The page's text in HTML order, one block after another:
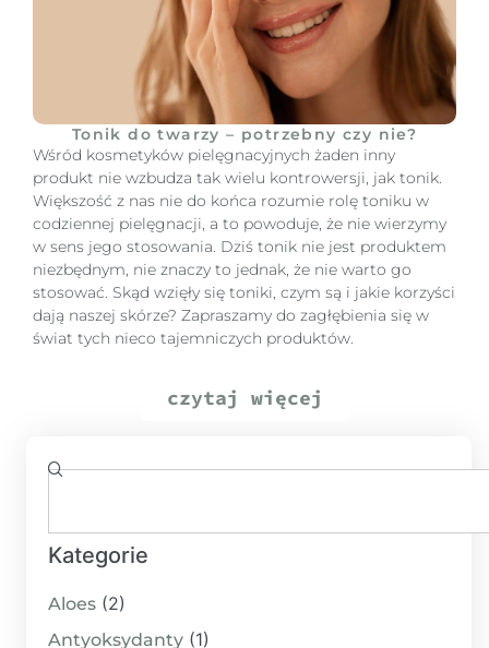
Kategorie
Aloes (2)
Antyoksydanty (1)
Tonik do twarzy – potrzebny czy nie?
Wśród kosmetyków pielęgnacyjnych żaden inny
produkt nie wzbudza tak wielu kontrowersji, jak tonik.
Większość z nas nie do końca rozumie rolę toniku w
codziennej pielęgnacji, a to powoduje, że nie wierzymy
w sens jego stosowania. Dziś tonik nie jest produktem
niezbędnym, nie znaczy to jednak, że nie warto go
stosować. Skąd wzięły się toniki, czym są i jakie korzyści
dają naszej skórze? Zapraszamy do zagłębienia się w
świat tych nieco tajemniczych produktów.
czytaj więcej